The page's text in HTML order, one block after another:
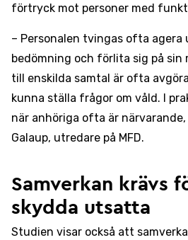
förtryck mot personer med
– Personalen tvingas ofta
bedömning och förlita sig på sin
till enskilda samtal är ofta
kunna ställa frågor om våld. I
när anhöriga ofta är närvarande,
Galaup, utredare på MFD.
Samverkan krävs
skydda utsatta
Studien visar också att